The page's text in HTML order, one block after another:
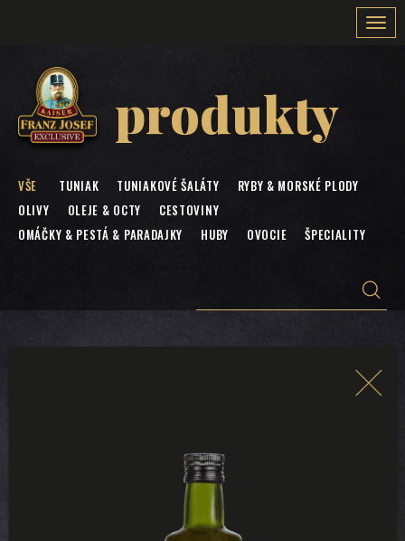
produkty
VŠE TUNIAK TUNIAKOVÉ ŠALÁTY
RYBY & MORSKÉ PLODY
OLIVY
OLEJE & OCTY
CESTOVINY
OMÁČKY & PESTÁ & PARADAJKY
HUBY OVOCIE ŠPECIALITY